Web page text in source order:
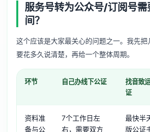
服务号转为公众号/订阅号需
间？
这个应该是大家最关心的问题之一。我先把
要花多久说清楚，再给一个整体周期。
环节 自己办线下公证
找音致
证
资料准
备与公
7个工作日左
右，需要双方
最快半
版公证